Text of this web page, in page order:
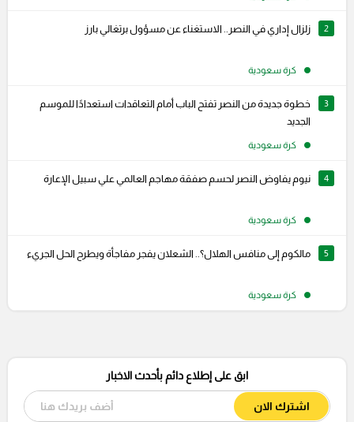
2 زلزال إداري في النصر.. الاستغناء عن مسؤول برتغالي بارز
كرة سعودية
3
خطوة جديدة من النصر تفتح الباب أمام التعاقدات استعدادًا للموسم
الجديد
كرة سعودية
4 نيوم يفاوض النصر لحسم صفقة مهاجم العالمي علي سبيل الإعارة
كرة سعودية
5 مالكوم إلى منافس الهلال؟.. الشعلان يفجر مفاجأة ويطرح الحل الجريء
كرة سعودية
ابق على إطلاع دائم بأحدث الاخبار
اشترك الان